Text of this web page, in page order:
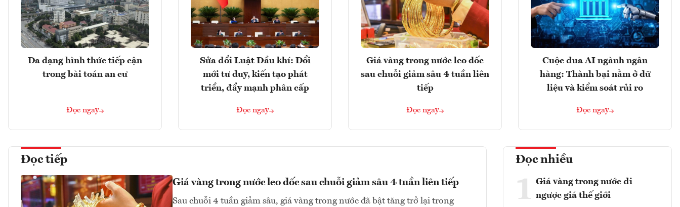
Đa dạng hình thức tiếp cận
trong bài toán an cư
Đọc ngay
Sửa đổi Luật Dầu khí: Đổi
mới tư duy, kiến tạo phát
triển, đẩy mạnh phân cấp
Đọc ngay
Giá vàng trong nước leo dốc
sau chuỗi giảm sâu 4 tuần liên
tiếp
Đọc ngay
Cuộc đua AI ngành ngân
hàng: Thành bại nằm ở dữ
liệu và kiểm soát rủi ro
Đọc ngay
Đọc tiếp
Giá vàng trong nước leo dốc sau chuỗi giảm sâu 4 tuần liên tiếp
Sau chuỗi 4 tuần giảm sâu, giá vàng trong nước đã bật tăng trở lại trong
Đọc nhiều
1 Giá vàng trong nước đi
ngược giá thế giới